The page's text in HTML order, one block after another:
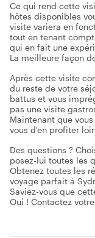
Ce qui rend cette
hôtes disponibles
visite variera en
tout en tenant
qui en fait une
La meilleure façon
Après cette visite
du reste de votre
battus et vous
pas une visite
Maintenant que
vous d'en profiter
Des questions ?
posez-lui toutes les
Obtenez toutes les
voyage parfait à
Saviez-vous que
Oui ! Contactez